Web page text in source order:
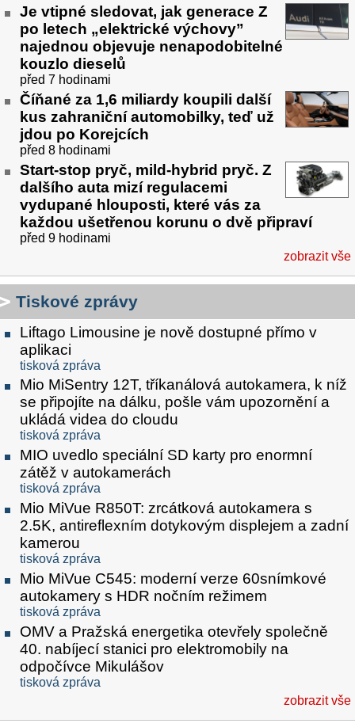
Je vtipné sledovat, jak generace Z
po letech „elektrické výchovy”
najednou objevuje nenapodobitelné
kouzlo dieselů
před 7 hodinami
Číňané za 1,6 miliardy koupili další
kus zahraniční automobilky, teď už
jdou po Korejcích
před 8 hodinami
Start-stop pryč, mild-hybrid pryč. Z
dalšího auta mizí regulacemi
vydupané hlouposti, které vás za
každou ušetřenou korunu o dvě připraví
před 9 hodinami
zobrazit vše
Tiskové zprávy
Liftago Limousine je nově dostupné přímo v
aplikaci
tisková zpráva
Mio MiSentry 12T, tříkanálová autokamera, k níž
se připojíte na dálku, pošle vám upozornění a
ukládá videa do cloudu
tisková zpráva
MIO uvedlo speciální SD karty pro enormní
zátěž v autokamerách
tisková zpráva
Mio MiVue R850T: zrcátková autokamera s
2.5K, antireflexním dotykovým displejem a zadní
kamerou
tisková zpráva
Mio MiVue C545: moderní verze 60snímkové
autokamery s HDR nočním režimem
tisková zpráva
OMV a Pražská energetika otevřely společně
40. nabíjecí stanici pro elektromobily na
odpočívce Mikulášov
tisková zpráva
zobrazit vše